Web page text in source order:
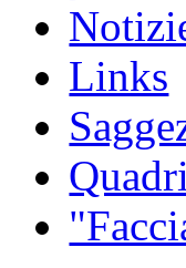
Links
Quadri